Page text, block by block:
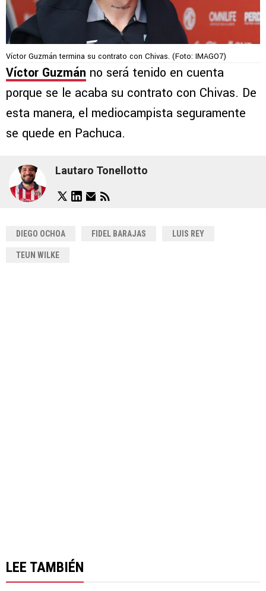
Víctor Guzmán termina su contrato con Chivas. (Foto: IMAGO7)
Víctor Guzmán no será tenido en cuenta
porque se le acaba su contrato con Chivas. De
esta manera, el mediocampista seguramente
se quede en Pachuca.
Lautaro Tonellotto
DIEGO OCHOA FIDEL BARAJAS LUIS REY
TEUN WILKE
LEE TAMBIÉN